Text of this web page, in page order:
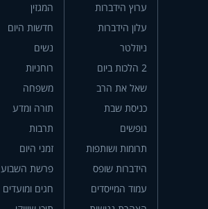
ערוץ הידברות
עלון הידברות
ניוזלטר
2 הלכות ביום
שאל את הרב
כניסת שבת
נופשים
תרומות ושותפות
הידברות שופס
עמוד המייסדים
המגזין
חדשות היום
נשים
רוחניות
משפחה
תורה ומדע
תרבות
זמני היום
פרשת השבוע
חגים ומועדים